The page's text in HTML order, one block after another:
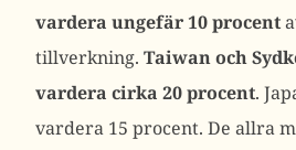
vardera ungefär 10 procent
tillverkning. Taiwan och
vardera cirka 20 procent.
vardera 15 procent. De allra